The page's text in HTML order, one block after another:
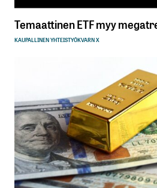
Temaattinen ETF myy
KAUPALLINEN YHTEISTYÖKVARN X